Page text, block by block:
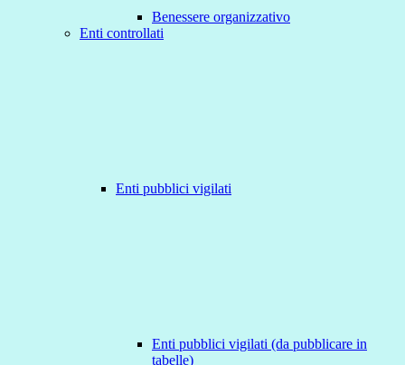
Benessere organizzativo
Enti controllati
Enti pubblici vigilati
Enti pubblici vigilati (da pubblicare in
tabelle)